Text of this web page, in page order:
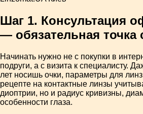
Шаг 1. Консультация
— обязательная точка
Начинать нужно не с покупки в
подруги, а с визита к специалисту.
лет носишь очки, параметры для
рецепте на контактные линзы
диоптрии, но и радиус кривизны,
особенности глаза.